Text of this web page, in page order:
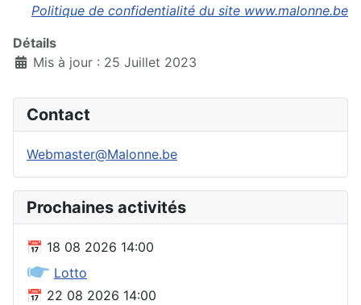
Politique de confidentialité du site www.malonne.be
Détails
Mis à jour : 25 Juillet 2023
Contact
Webmaster@Malonne.be
Prochaines activités
📅 18 08 2026 14:00
🖝 Lotto
📅 22 08 2026 14:00